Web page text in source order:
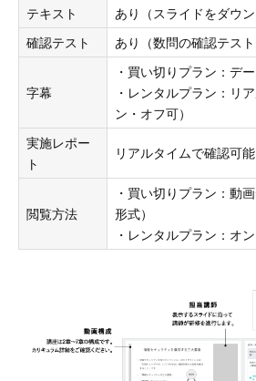
テキスト
あり（スライドをダウン
確認テスト
あり（数問の確認テスト
字幕
・買い切りプラン：デ
・レンタルプラン：リ
ン・オフ可）
実施レポー
ト
リアルタイムで確認可能
閲覧方法
・買い切りプラン：動
形式）
・レンタルプラン：オ